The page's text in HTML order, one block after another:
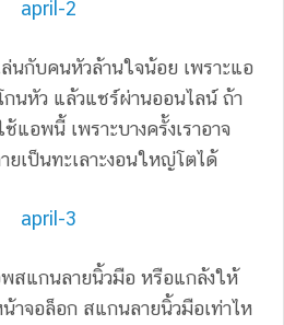
นกับคนหัวล้านใจน้อย เพราะแอ
กนหัว แล้วแชร์ผ่านออนไลน์ ถ้า
แอพนี้ เพราะบางครั้งเราอาจ
เป็นทะเลาะงอนใหญ่โตได้
สแกนลายนิ้วมือ หรือแกล้งให้
าจอล็อก สแกนลายนิ้วมือเท่าไห